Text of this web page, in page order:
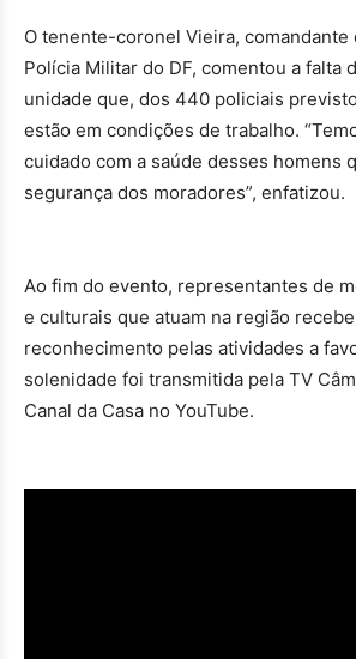
O tenente-coronel Vieira, comandante
Polícia Militar do DF, comentou a falta
unidade que, dos 440 policiais
estão em condições de trabalho.
cuidado com a saúde desses homens
segurança dos moradores”, enfatizou.
Ao fim do evento, representantes de
e culturais que atuam na região
reconhecimento pelas atividades a
solenidade foi transmitida pela TV
Canal da Casa no YouTube.